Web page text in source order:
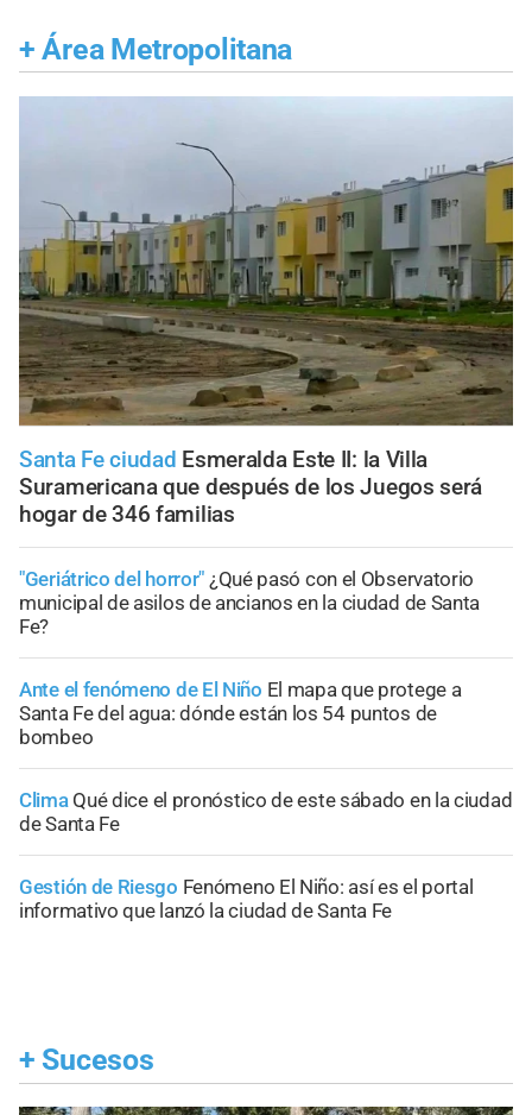
+ Área Metropolitana
Santa Fe ciudad Esmeralda Este II: la Villa
Suramericana que después de los Juegos será
hogar de 346 familias
"Geriátrico del horror" ¿Qué pasó con el Observatorio
municipal de asilos de ancianos en la ciudad de Santa
Fe?
Ante el fenómeno de El Niño El mapa que protege a
Santa Fe del agua: dónde están los 54 puntos de
bombeo
Clima Qué dice el pronóstico de este sábado en la ciudad
de Santa Fe
Gestión de Riesgo Fenómeno El Niño: así es el portal
informativo que lanzó la ciudad de Santa Fe
+ Sucesos